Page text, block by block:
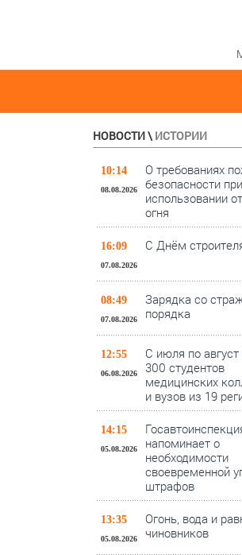
НОВОСТИ\ ИСТОРИИ
10:14
08.08.2026
О требованиях
безопасности при
использовании
огня
16:09
07.08.2026
С Днём
08:49
07.08.2026
Зарядка со
порядка
12:55
06.08.2026
С июля по август
300 студентов
медицинских
и вузов из 19
14:15
05.08.2026
напоминает о
необходимости
своевременной
штрафов
13:35
05.08.2026
Огонь, вода и
чиновников